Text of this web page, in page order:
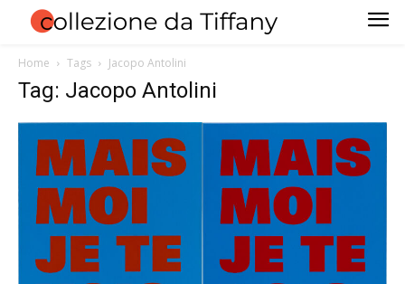
Home Tags Jacopo Antolini
Tag: Jacopo Antolini